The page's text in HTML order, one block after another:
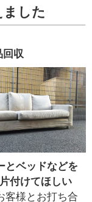
した
回収
とベッドなどを
付けてほしい
客様とお打ち合